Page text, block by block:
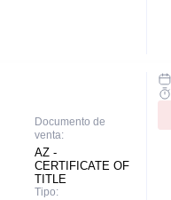
Documento de
venta:
AZ -
CERTIFICATE OF
TITLE
Tipo: